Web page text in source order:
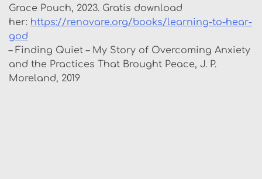
Grace Pouch, 2023. Gratis download
her: ⁠https://renovare.org/books/learning-to-hear-
god⁠
– Finding Quiet – My Story of Overcoming Anxiety
and the Practices That Brought Peace, J. P.
Moreland, 2019